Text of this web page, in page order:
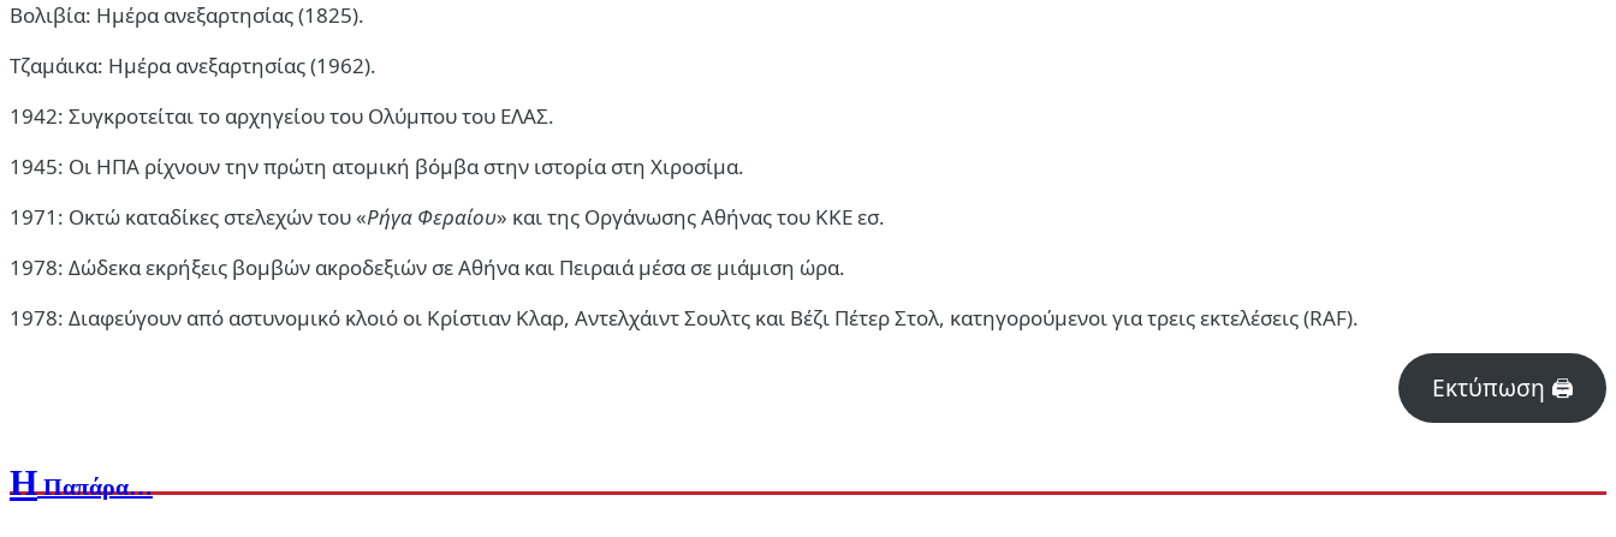
Βολιβία: Ημέρα ανεξαρτησίας (1825).
Τζαμάικα: Ημέρα ανεξαρτησίας (1962).
1942: Συγκροτείται το αρχηγείου του Ολύμπου του ΕΛΑΣ.
1945: Οι ΗΠΑ ρίχνουν την πρώτη ατομική βόμβα στην ιστορία στη Χιροσίμα.
1971: Οκτώ καταδίκες στελεχών του «Ρήγα Φεραίου» και της Οργάνωσης Αθήνας του ΚΚΕ εσ.
1978: Δώδεκα εκρήξεις βομβών ακροδεξιών σε Αθήνα και Πειραιά μέσα σε μιάμιση ώρα.
1978: Διαφεύγουν από αστυνομικό κλοιό οι Κρίστιαν Κλαρ, Αντελχάιντ Σουλτς και Βέζι Πέτερ Στολ, κατηγορούμενοι για τρεις εκτελέσεις (RAF).
Εκτύπωση 🖨
ΗΠαπάρα…